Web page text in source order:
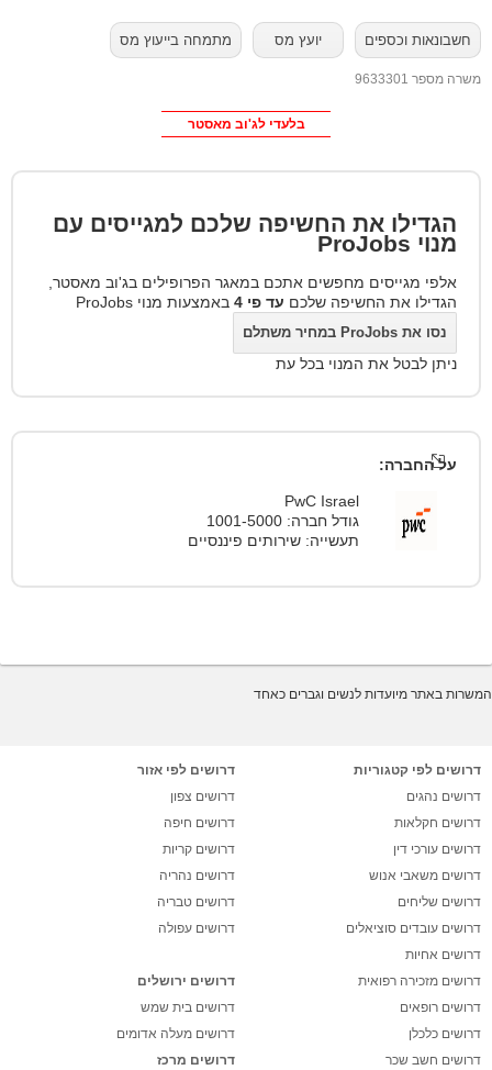
חשבונאות וכספים יועץ מס מתמחה בייעוץ מס
משרה מספר 9633301
בלעדי לג'וב מאסטר
הגדילו את החשיפה שלכם למגייסים עם
מנוי ProJobs
אלפי מגייסים מחפשים אתכם במאגר הפרופילים בג'וב מאסטר,
הגדילו את החשיפה שלכם עד פי 4 באמצעות מנוי ProJobs
נסו את ProJobs במחיר משתלם
ניתן לבטל את המנוי בכל עת
על החברה:
PwC Israel
גודל חברה: 1001-5000
תעשייה: שירותים פיננסיים
המשרות באתר מיועדות לנשים וגברים כאחד
דרושים לפי קטגוריות
דרושים נהגים
דרושים חקלאות
דרושים עורכי דין
דרושים משאבי אנוש
דרושים שליחים
דרושים עובדים סוציאלים
דרושים אחיות
דרושים מזכירה רפואית
דרושים רופאים
דרושים כלכלן
דרושים חשב שכר
דרושים לפי אזור
דרושים צפון
דרושים חיפה
דרושים קריות
דרושים נהריה
דרושים טבריה
דרושים עפולה
דרושים ירושלים
דרושים בית שמש
דרושים מעלה אדומים
דרושים מרכז